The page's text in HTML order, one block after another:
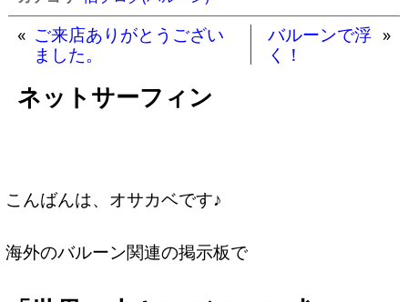
« ご来店ありがとうござい
ました。
バルーンで浮
く！
»
ネットサーフィン
こんばんは、オサカベです♪
海外のバルーン関連の掲示板で